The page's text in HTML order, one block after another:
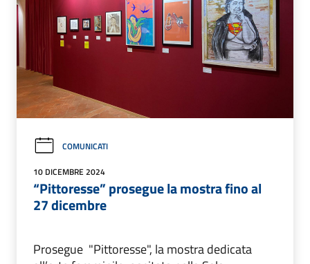
COMUNICATI
10 DICEMBRE 2024
“Pittoresse” prosegue la mostra fino al
27 dicembre
Prosegue "Pittoresse", la mostra dedicata